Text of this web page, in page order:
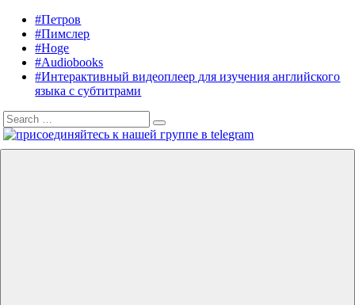
content
Listening
English
Audiobooks
English,
Petrov
English
#Петров
#Пимслер
#Hoge
#Audiobooks
#Интерактивный видеоплеер для изучения английского
языка с субтитрами
Search
for:
Search